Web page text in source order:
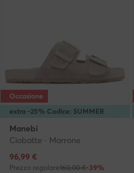
extra -25% Codice: SUMMER
Occasione
Manebi
Ciabatte · Marrone
Prezzo attuale
96,99 €
Prezzo regolare160,00 €-39%